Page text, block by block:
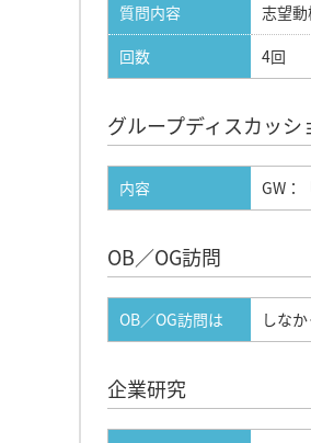
質問内容
志望
回数
4回
グループディスカッ
内容 GW：
OB／OG訪問
OB／OG訪問は しな
企業研究